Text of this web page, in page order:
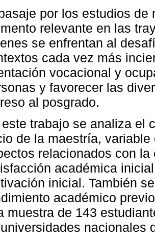
por los estudios de
relevante en las
se enfrentan al
cada vez más
vocacional y
y favorecer las
al posgrado.
este trabajo se analiza el
de la maestría,
relacionados con
académica
inicial. También
académico
muestra de 143
nacionales